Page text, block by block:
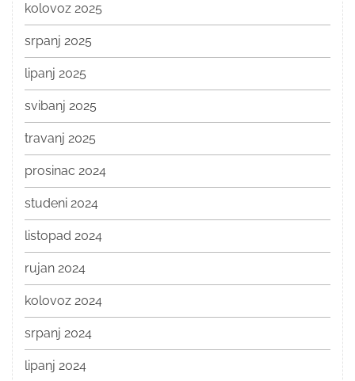
kolovoz 2025
srpanj 2025
lipanj 2025
svibanj 2025
travanj 2025
prosinac 2024
studeni 2024
listopad 2024
rujan 2024
kolovoz 2024
srpanj 2024
lipanj 2024